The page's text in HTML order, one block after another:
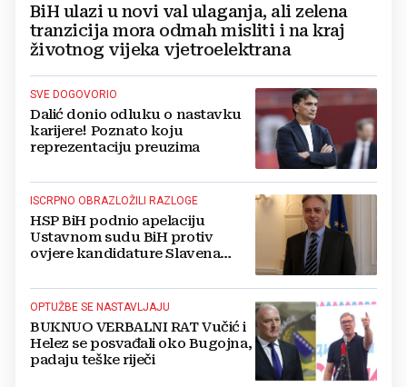
BiH ulazi u novi val ulaganja, ali zelena
tranzicija mora odmah misliti i na kraj
životnog vijeka vjetroelektrana
SVE DOGOVORIO
Dalić donio odluku o nastavku
karijere! Poznato koju
reprezentaciju preuzima
ISCRPNO OBRAZLOŽILI RAZLOGE
HSP BiH podnio apelaciju
Ustavnom sudu BiH protiv
ovjere kandidature Slavena
OPTUŽBE SE NASTAVLJAJU
BUKNUO VERBALNI RAT Vučić i
Helez se posvađali oko Bugojna,
padaju teške riječi